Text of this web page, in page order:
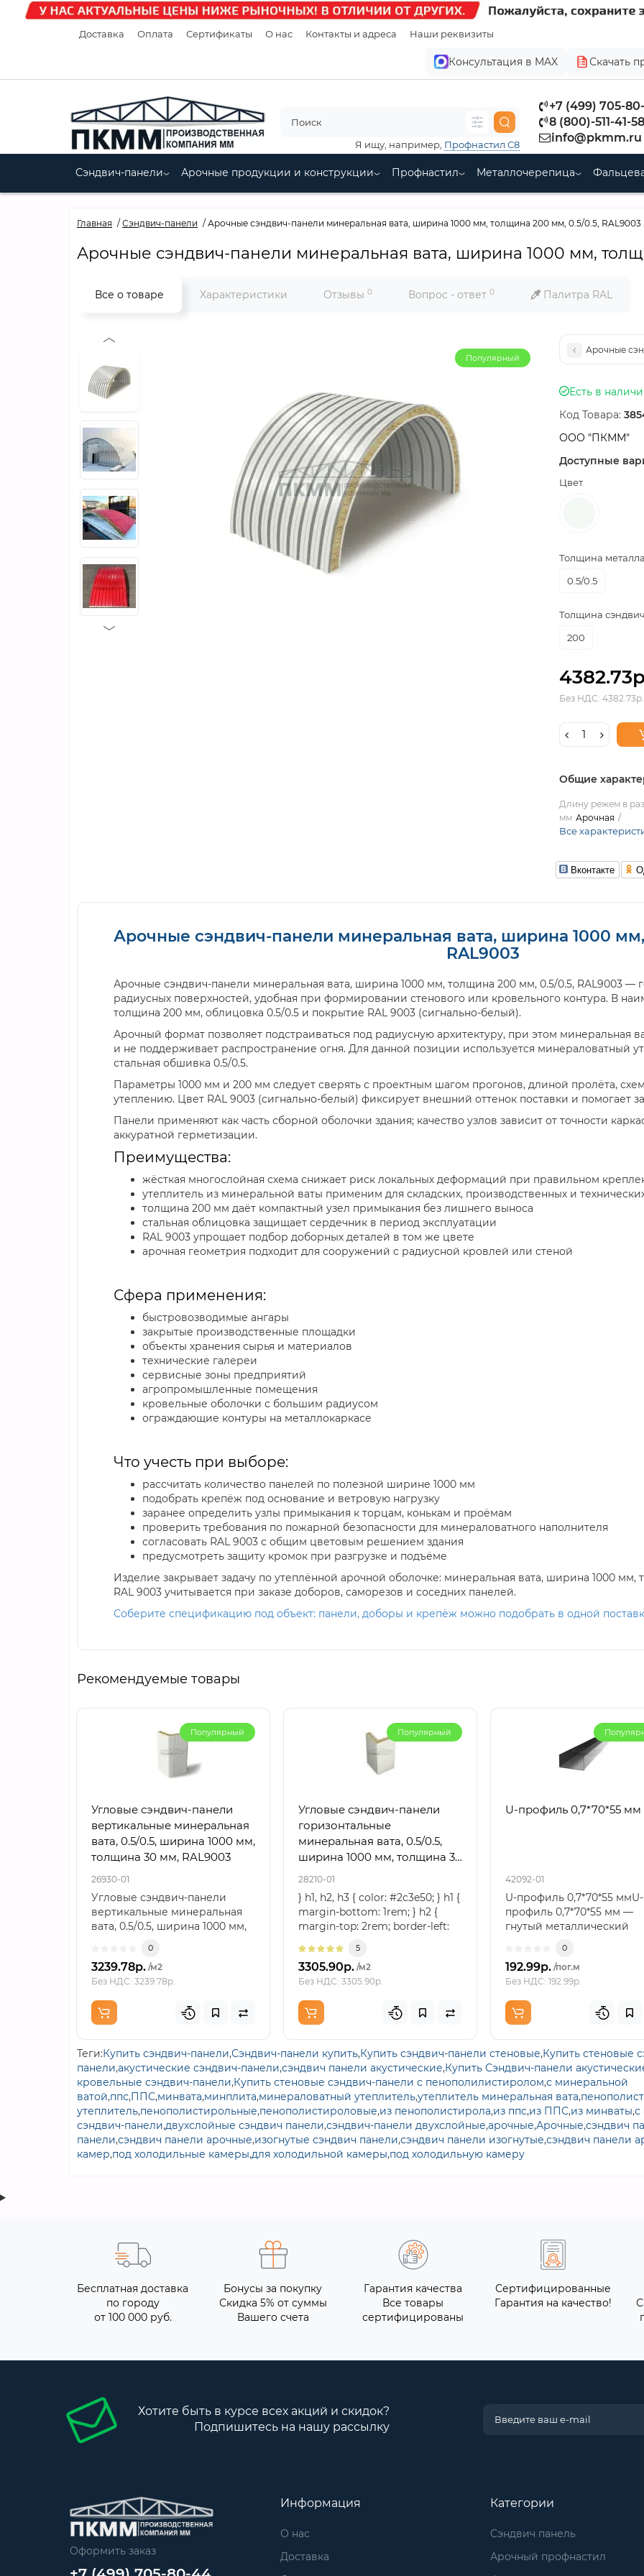
Доставка Оплата Сертификаты О нас Контакты и адреса Наши реквизиты
Консультация в MAX Скачать
+7 (499) 705-
8 (800)-511-41-58
info@pkmm.ru
Я ищу, например, Профнастил С8
Сэндвич-панели Арочные продукции и конструкции Профнастил Металлочерепица
Главная Сэндвич-панели Арочные сэндвич-панели минеральная вата, ширина 1000 мм, толщина 200 мм, 0.5/0.5, RAL9003
Арочные сэндвич-панели минеральная вата, ширина 1000 мм,
Все о товаре Характеристики Отзывы 0 Вопрос - ответ 0 Палитра RAL
Популярный
Арочные
Есть в
Код Товара:
ООО "ПКММ"
Доступные
Цвет
Толщина
0.5/0.5
Толщина
200
Без НДС: 4382.73р.
Общие
Длину режем в
мм Арочная
Все
Вконтакте
Арочные сэндвич-панели минеральная вата, ширина 1000
RAL9003
Арочные сэндвич-панели минеральная вата, ширина 1000 мм, толщина 200 мм, 0.5/0.5, RAL9003 —
радиусных поверхностей, удобная при формировании стенового или кровельного контура. В
толщина 200 мм, облицовка 0.5/0.5 и покрытие RAL 9003 (сигнально-белый).
Арочный формат позволяет подстраиваться под радиусную архитектуру, при этом минеральная
и не поддерживает распространение огня. Для данной позиции используется минераловатный
стальная обшивка 0.5/0.5.
Параметры 1000 мм и 200 мм следует сверять с проектным шагом прогонов, длиной пролёта,
утеплению. Цвет RAL 9003 (сигнально-белый) фиксирует внешний оттенок поставки и помогает
Панели применяют как часть сборной оболочки здания; качество узлов зависит от точности
аккуратной герметизации.
Преимущества:
жёсткая многослойная схема снижает риск локальных деформаций при правильном
утеплитель из минеральной ваты применим для складских, производственных и
толщина 200 мм даёт компактный узел примыкания без лишнего выноса
стальная облицовка защищает сердечник в период эксплуатации
RAL 9003 упрощает подбор доборных деталей в том же цвете
арочная геометрия подходит для сооружений с радиусной кровлей или стеной
Сфера применения:
быстровозводимые ангары
закрытые производственные площадки
объекты хранения сырья и материалов
технические галереи
сервисные зоны предприятий
агропромышленные помещения
кровельные оболочки с большим радиусом
ограждающие контуры на металлокаркасе
Что учесть при выборе:
рассчитать количество панелей по полезной ширине 1000 мм
подобрать крепёж под основание и ветровую нагрузку
заранее определить узлы примыкания к торцам, конькам и проёмам
проверить требования по пожарной безопасности для минераловатного наполнителя
согласовать RAL 9003 с общим цветовым решением здания
предусмотреть защиту кромок при разгрузке и подъёме
Изделие закрывает задачу по утеплённой арочной оболочке: минеральная вата, ширина 1000
RAL 9003 учитывается при заказе доборов, саморезов и соседних панелей.
Соберите спецификацию под объект: панели, доборы и крепёж можно подобрать в одной
Рекомендуемые товары
Популярный
Угловые сэндвич-панели
вертикальные минеральная
вата, 0.5/0.5, ширина 1000 мм,
толщина 30 мм, RAL9003
26930-01
Угловые сэндвич-панели
вертикальные минеральная
вата, 0.5/0.5, ширина 1000 мм,
0
3239.78р. /м2
Без НДС: 3239.78р.
Популярный
Угловые сэндвич-панели
горизонтальные
минеральная вата, 0.5/0.5,
ширина 1000 мм, толщина 30
мм, RAL9003
28210-01
} h1, h2, h3 { color: #2c3e50; } h1 {
margin-bottom: 1rem; } h2 {
margin-top: 2rem; border-left:
5
3305.90р. /м2
Без НДС: 3305.90р.
U-профиль 0,7*70*55 мм
42092-01
U-профиль 0,7*70*55 ммU-
профиль 0,7*70*55 мм —
гнутый металлический
0
192.99р. /пог.м
Без НДС: 192.99р.
Теги:Купить сэндвич-панели,Сэндвич-панели купить,Купить сэндвич-панели стеновые,Купить стеновые
панели,акустические сэндвич-панели,сэндвич панели акустические,Купить Сэндвич-панели
кровельные сэндвич-панели,Купить стеновые сэндвич-панели с пенополилистиролом,с минеральной
ватой,ппс,ППС,минвата,минплита,минераловатный утеплитель,утеплитель минеральная вата,
утеплитель,пенополистирольные,пенополистироловые,из пенополистирола,из ппс,из ППС,из минваты,с
сэндвич-панели,двухслойные сэндвич панели,сэндвич-панели двухслойные,арочные,Арочные,сэндвич
панели,сэндвич панели арочные,изогнутые сэндвич панели,сэндвич панели изогнутые,сэндвич панели
камер,под холодильные камеры,для холодильной камеры,под холодильную камеру
Бесплатная доставка
по городу
от 100 000 руб.
Бонусы за покупку
Скидка 5% от суммы
Вашего счета
Гарантия качества
Все товары
сертифицированы
Сертифицированные
Гарантия на качество!
Хотите быть в курсе всех акций и скидок?
Подпишитесь на нашу рассылку
Оформить заказ
Информация
О нас
Доставка
Категории
Сэндвич панель
Арочный профнастил